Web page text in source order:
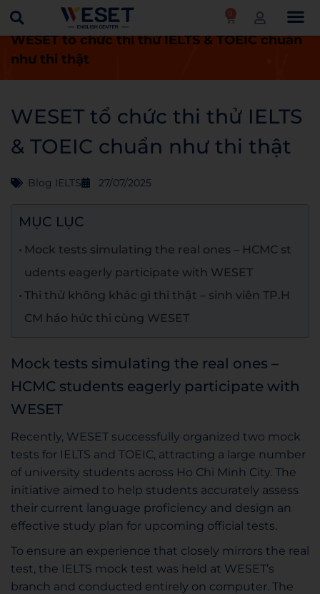
0
Trang chủ Blog
Blog IELTS
WESET tổ chức thi thử IELTS & TOEIC chuẩn
như thi thật
WESET tổ chức thi thử IELTS
& TOEIC chuẩn như thi thật
Blog IELTS 27/07/2025
MỤC LỤC
Mock tests simulating the real ones – HCMC st
udents eagerly participate with WESET
Thi thử không khác gì thi thật – sinh viên TP.H
CM háo hức thi cùng WESET
Mock tests simulating the real ones –
HCMC students eagerly participate with
WESET
Recently, WESET successfully organized two mock
tests for IELTS and TOEIC, attracting a large number
of university students across Ho Chi Minh City. The
initiative aimed to help students accurately assess
their current language proficiency and design an
effective study plan for upcoming official tests.
To ensure an experience that closely mirrors the real
test, the IELTS mock test was held at WESET’s
branch and conducted entirely on computer. The